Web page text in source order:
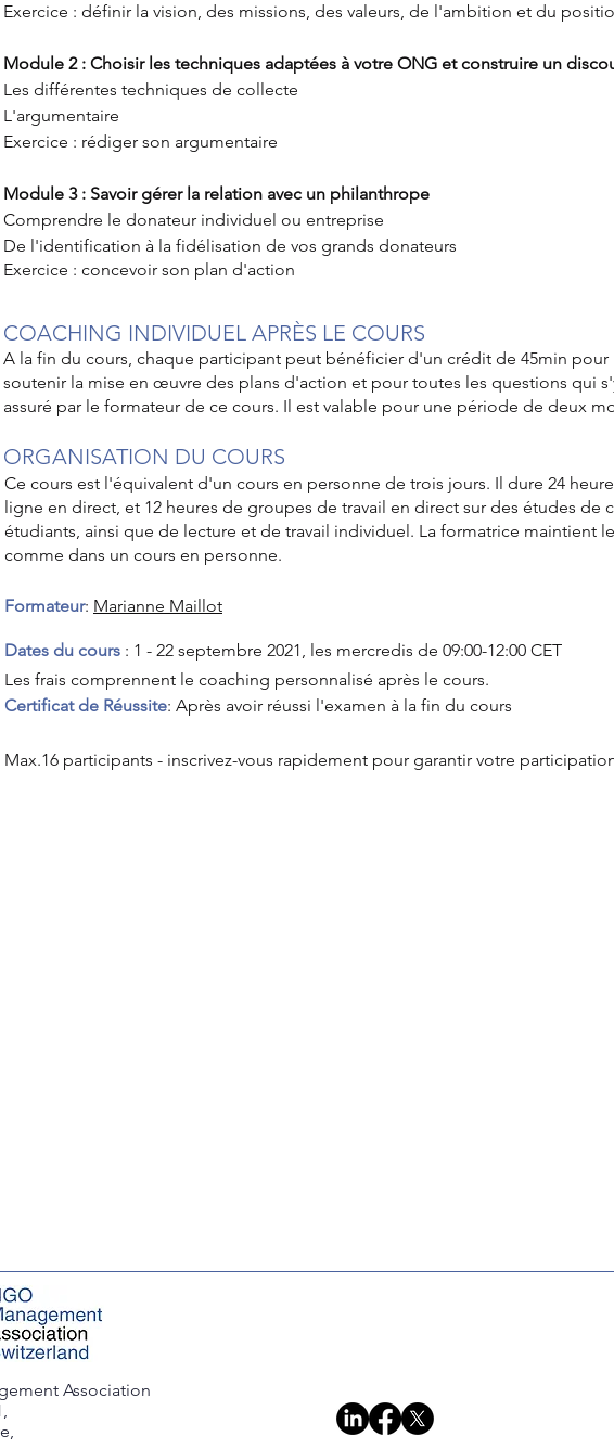
Exercice : définir la vision, des missions, des valeurs, de l'ambition et du
Module 2 : Choisir les techniques adaptées à votre ONG et construire un
Les différentes techniques de collecte
L'argumentaire
Exercice : rédiger son argumentaire
Module 3 : Savoir gérer la relation avec un philanthrope
Comprendre le donateur individuel ou entreprise
De l'identification à la fidélisation de vos grands donateurs
Exercice : concevoir son plan d'action
COACHING INDIVIDUEL APRÈS LE COURS
A la fin du cours, chaque participant peut bénéficier d'un crédit de 45min
soutenir la mise en œuvre des plans d'action et pour toutes les questions qui
assuré par le formateur de ce cours. Il est valable pour une période de deux
ORGANISATION DU COURS
Ce cours est l'équivalent d'un cours en personne de trois jours. Il dure 24
ligne en direct, et 12 heures de groupes de travail en direct sur des études de
étudiants, ainsi que de lecture et de travail individuel. La formatrice maintient
comme dans un cours en personne.
Formateur: Marianne Maillot
Dates du cours : 1 - 22 septembre 2021, les mercredis de 09:00-12:00 CET
Les frais comprennent le coaching personnalisé après le cours.
Certificat de Réussite: Après avoir réussi l'examen à la fin du cours
Max.16 participants - inscrivez-vous rapidement pour garantir votre
Association